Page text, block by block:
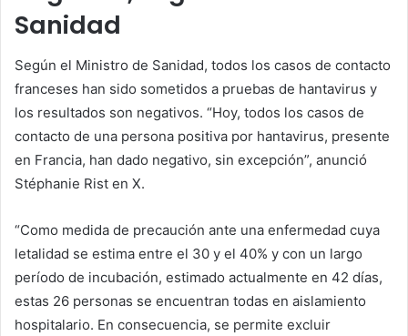
Sanidad
Según el Ministro de Sanidad, todos los casos de contacto
franceses han sido sometidos a pruebas de hantavirus y
los resultados son negativos. “Hoy, todos los casos de
contacto de una persona positiva por hantavirus, presente
en Francia, han dado negativo, sin excepción”, anunció
Stéphanie Rist en X.
“Como medida de precaución ante una enfermedad cuya
letalidad se estima entre el 30 y el 40% y con un largo
período de incubación, estimado actualmente en 42 días,
estas 26 personas se encuentran todas en aislamiento
hospitalario. En consecuencia, se permite excluir